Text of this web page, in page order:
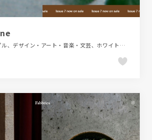
ECサイト、シンプル、デザイン・アート・音楽・文芸、ホワイト系、メディアサイト、大きめ写真、海外サイト